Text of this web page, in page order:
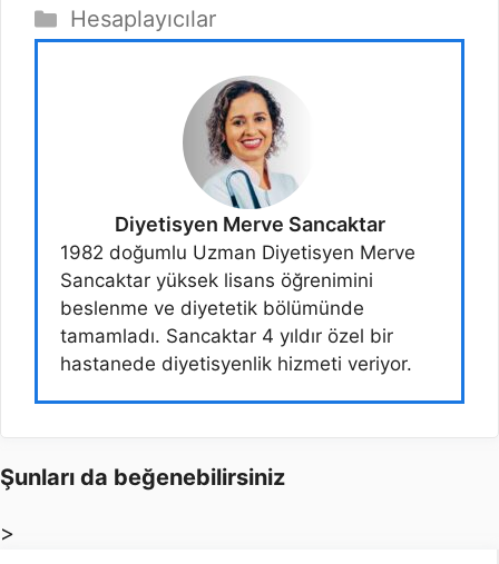
Kategoriler
Hesaplayıcılar
Diyetisyen Merve Sancaktar
1982 doğumlu Uzman Diyetisyen Merve
Sancaktar yüksek lisans öğrenimini
beslenme ve diyetetik bölümünde
tamamladı. Sancaktar 4 yıldır özel bir
hastanede diyetisyenlik hizmeti veriyor.
Şunları da beğenebilirsiniz
>